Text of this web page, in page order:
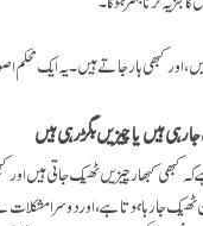
اور کبھی ہارجاتے ہیں۔ یہ ایک
ہیں یا چیزیں بگڑ رہی ہیں
کہ کبھی کبھار چیزیں ٹھیک جاتی ہیں
جارہا ہوتا ہے، اور دوسرا